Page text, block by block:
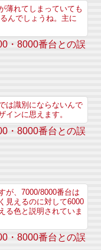
薄れてしまっていても
んでしょうね。主に
・8000番台との誤
は識別にならないんで
インに思えます。
・8000番台との誤
が、7000/8000番台は
見えるのに対して6000
る色と説明されていま
・8000番台との誤